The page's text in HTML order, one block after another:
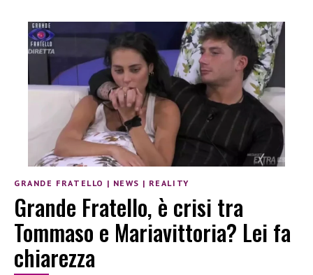
GRANDE FRATELLO | NEWS | REALITY
Grande Fratello, è crisi tra
Tommaso e Mariavittoria? Lei fa
chiarezza